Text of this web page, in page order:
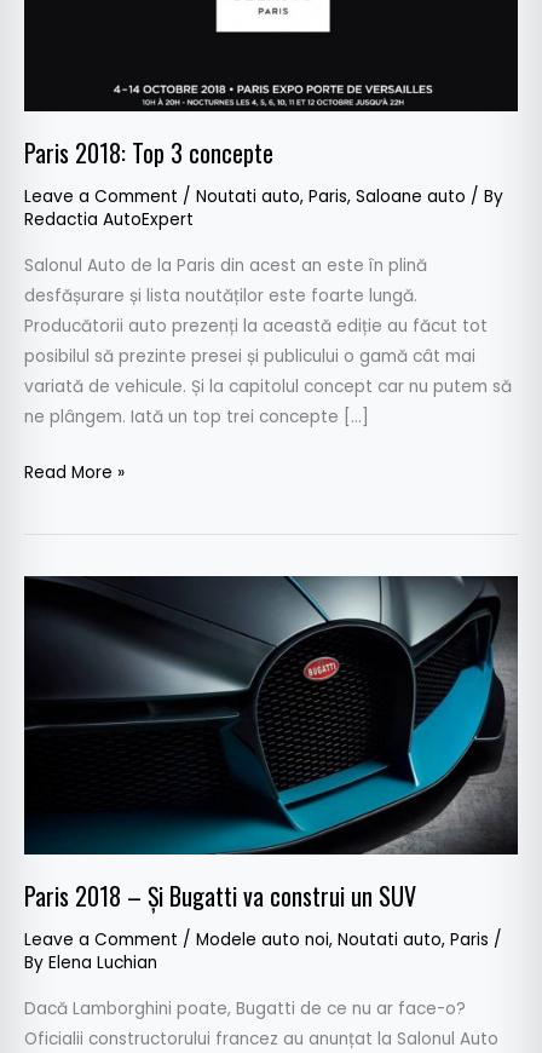
Paris 2018: Top 3 concepte
Leave a Comment / Noutati auto, Paris, Saloane auto / By
Redactia AutoExpert
Salonul Auto de la Paris din acest an este în plină
desfășurare și lista noutăților este foarte lungă.
Producătorii auto prezenți la această ediție au făcut tot
posibilul să prezinte presei și publicului o gamă cât mai
variată de vehicule. Și la capitolul concept car nu putem să
ne plângem. Iată un top trei concepte […]
Read More »
Paris 2018 – Și Bugatti va construi un SUV
Leave a Comment / Modele auto noi, Noutati auto, Paris /
By Elena Luchian
Dacă Lamborghini poate, Bugatti de ce nu ar face-o?
Oficialii constructorului francez au anunțat la Salonul Auto
Paris
2018